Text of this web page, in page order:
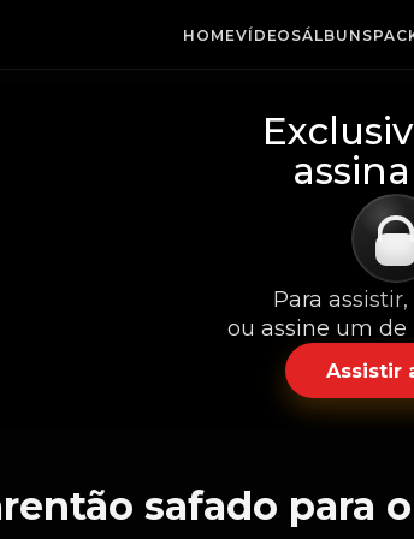
HOMEVÍDEOSÁLBUNS
Para
ou assine um de
Assistir
safado para